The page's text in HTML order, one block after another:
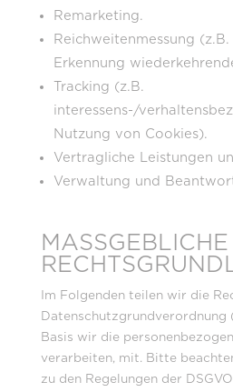
Remarketing.
Reichweitenmessung
Erkennung
Tracking (z.B.
interessens-/
Nutzung von Cookies).
Vertragliche Leistungen
Verwaltung und
MASSGEBLICHE R
Im Folgenden teilen wir die
Datenschutzgrundverordnung
Basis wir die
verarbeiten, mit. Bitte
zu den Regelungen der